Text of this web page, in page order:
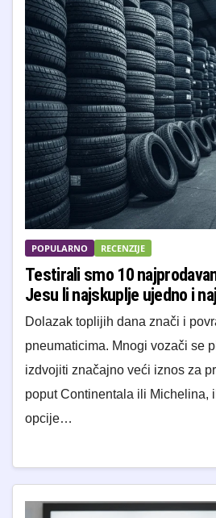
POPULARNO RECENZIJE
Testirali smo 10
Jesu li najskuplje ujedno i
Dolazak toplijih dana znači i
pneumaticima. Mnogi vozači se
izdvojiti značajno veći iznos za
poput Continentala ili Michelina,
opcije…